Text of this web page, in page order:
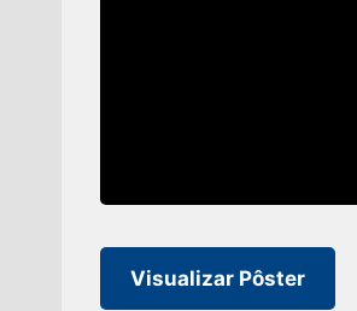
Visualizar Pôster